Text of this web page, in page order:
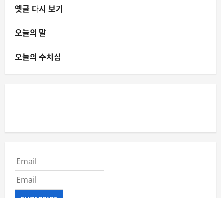
옛글 다시 보기
오늘의 말
오늘의 수치심